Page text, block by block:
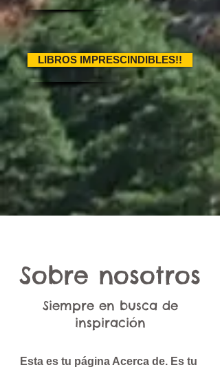
LIBROS IMPRESCINDIBLES!!
Sobre nosotros
Siempre en busca de
inspiración
Esta es tu página Acerca de. Es tu